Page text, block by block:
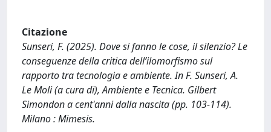
Citazione
Sunseri, F. (2025). Dove si fanno le cose, il silenzio? Le
conseguenze della critica dell’ilomorfismo sul
rapporto tra tecnologia e ambiente. In F. Sunseri, A.
Le Moli (a cura di), Ambiente e Tecnica. Gilbert
Simondon a cent'anni dalla nascita (pp. 103-114).
Milano : Mimesis.